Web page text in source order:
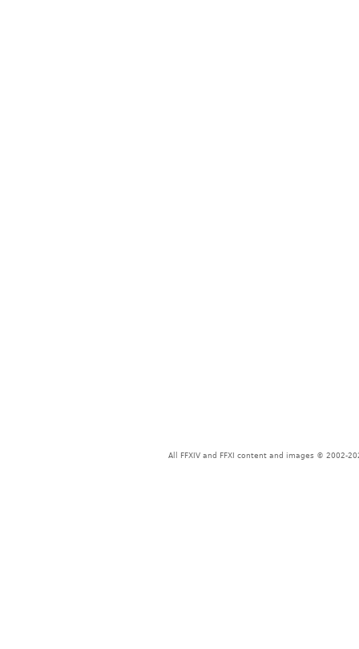
All FFXIV and FFXI content and images © 2002-